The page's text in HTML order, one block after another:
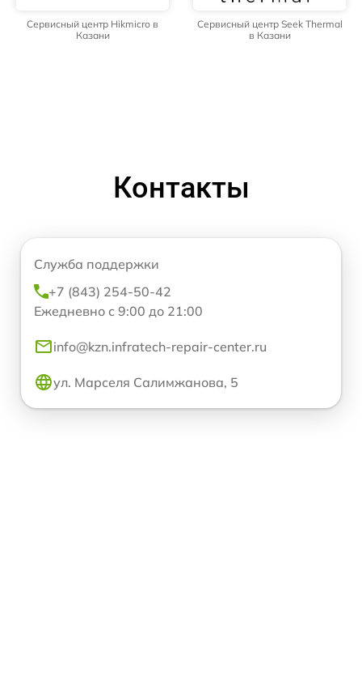
Сервисный центр Hikmicro в
Казани
Сервисный центр Seek Thermal
в Казани
Контакты
Служба поддержки
+7 (843) 254-50-42
Ежедневно с 9:00 до 21:00
info@kzn.infratech-repair-center.ru
ул. Марселя Салимжанова, 5